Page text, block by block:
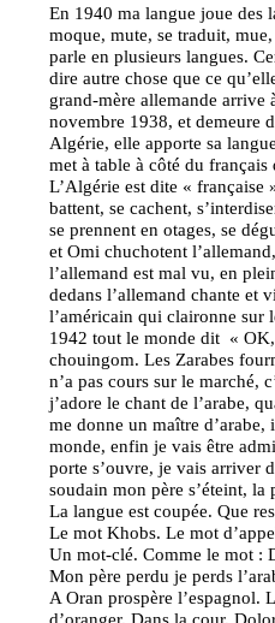
En 1940 ma langue joue des
moque, mute, se traduit,
parle en plusieurs langues.
dire autre chose que ce
grand-mère allemande arrive
novembre 1938, et demeure
Algérie, elle apporte sa
met à table à côté du français
L’Algérie est dite « française
battent, se cachent,
se prennent en otages, se
et Omi chuchotent
l’allemand est mal vu, en
dedans l’allemand chante et
l’américain qui claironne sur
1942 tout le monde dit «
chouingom. Les Zarabes
n’a pas cours sur le marché,
j’adore le chant de l’arabe,
me donne un maître d’arabe,
monde, enfin je vais être
porte s’ouvre, je vais arriver
soudain mon père s’éteint, la
La langue est coupée. Que
Le mot Khobs. Le mot
Un mot-clé. Comme le mot :
Mon père perdu je perds
A Oran prospère l’espagnol.
d’oranger. Dans la cour,